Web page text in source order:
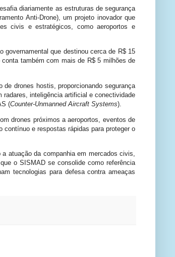
diariamente as estruturas de segurança
Anti-Drone), um projeto inovador que
civis e estratégicos, como aeroportos e
governamental que destinou cerca de R$ 15
também com mais de R$ 5 milhões de
drones hostis, proporcionando segurança
inteligência artificial e conectividade
(Counter-Unmanned Aircraft Systems).
drones próximos a aeroportos, eventos de
e respostas rápidas para proteger o
atuação da companhia em mercados civis,
o SISMAD se consolide como referência
tecnologias para defesa contra ameaças